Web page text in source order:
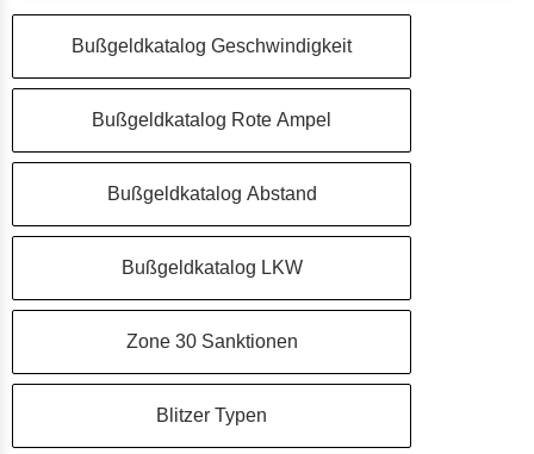
Bußgeldkatalog Geschwindigkeit
Bußgeldkatalog Rote Ampel
Bußgeldkatalog Abstand
Bußgeldkatalog LKW
Zone 30 Sanktionen
Blitzer Typen